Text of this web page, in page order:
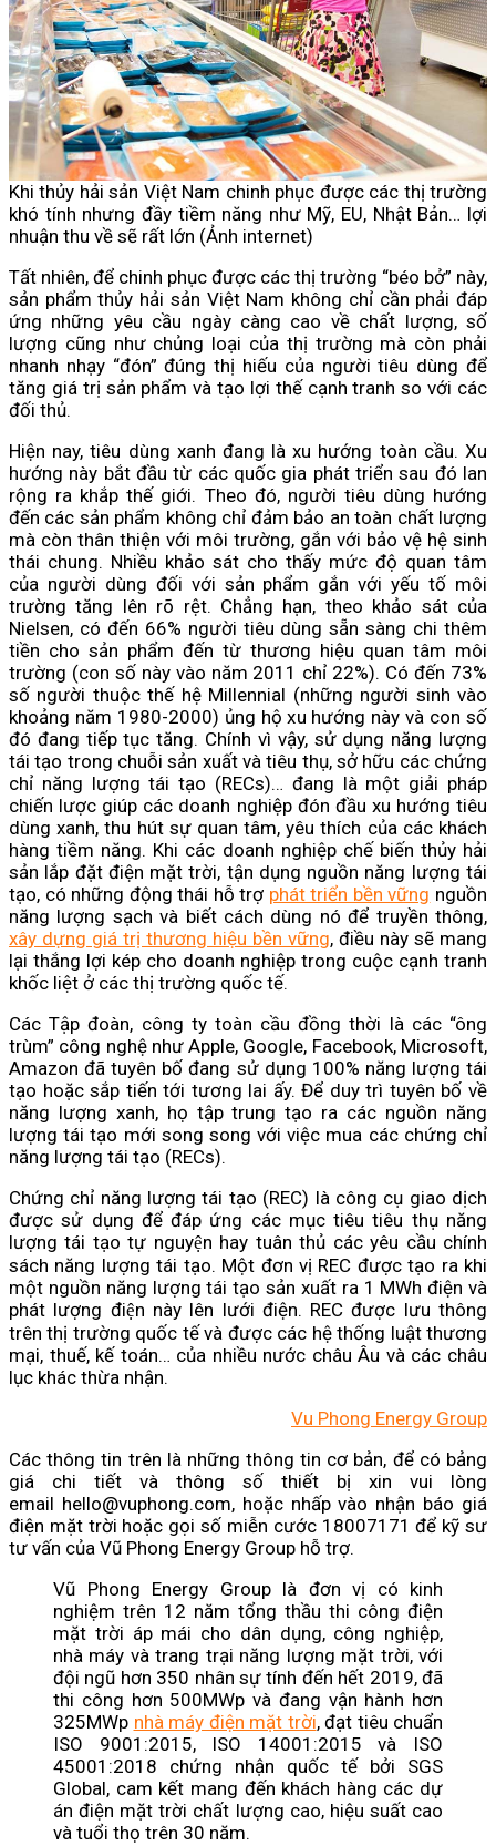
Khi thủy hải sản Việt Nam chinh phục được các thị trường
khó tính nhưng đầy tiềm năng như Mỹ, EU, Nhật Bản… lợi
nhuận thu về sẽ rất lớn (Ảnh internet)
Tất nhiên, để chinh phục được các thị trường “béo bở” này,
sản phẩm thủy hải sản Việt Nam không chỉ cần phải đáp
ứng những yêu cầu ngày càng cao về chất lượng, số
lượng cũng như chủng loại của thị trường mà còn phải
nhanh nhạy “đón” đúng thị hiếu của người tiêu dùng để
tăng giá trị sản phẩm và tạo lợi thế cạnh tranh so với các
đối thủ.
Hiện nay, tiêu dùng xanh đang là xu hướng toàn cầu. Xu
hướng này bắt đầu từ các quốc gia phát triển sau đó lan
rộng ra khắp thế giới. Theo đó, người tiêu dùng hướng
đến các sản phẩm không chỉ đảm bảo an toàn chất lượng
mà còn thân thiện với môi trường, gắn với bảo vệ hệ sinh
thái chung. Nhiều khảo sát cho thấy mức độ quan tâm
của người dùng đối với sản phẩm gắn với yếu tố môi
trường tăng lên rõ rệt. Chẳng hạn, theo khảo sát của
Nielsen, có đến 66% người tiêu dùng sẵn sàng chi thêm
tiền cho sản phẩm đến từ thương hiệu quan tâm môi
trường (con số này vào năm 2011 chỉ 22%). Có đến 73%
số người thuộc thế hệ Millennial (những người sinh vào
khoảng năm 1980-2000) ủng hộ xu hướng này và con số
đó đang tiếp tục tăng. Chính vì vậy, sử dụng năng lượng
tái tạo trong chuỗi sản xuất và tiêu thụ, sở hữu các chứng
chỉ năng lượng tái tạo (RECs)… đang là một giải pháp
chiến lược giúp các doanh nghiệp đón đầu xu hướng tiêu
dùng xanh, thu hút sự quan tâm, yêu thích của các khách
hàng tiềm năng. Khi các doanh nghiệp chế biến thủy hải
sản lắp đặt điện mặt trời, tận dụng nguồn năng lượng tái
tạo, có những động thái hỗ trợ phát triển bền vững nguồn
năng lượng sạch và biết cách dùng nó để truyền thông,
xây dựng giá trị thương hiệu bền vững, điều này sẽ mang
lại thắng lợi kép cho doanh nghiệp trong cuộc cạnh tranh
khốc liệt ở các thị trường quốc tế.
Các Tập đoàn, công ty toàn cầu đồng thời là các “ông
trùm” công nghệ như Apple, Google, Facebook, Microsoft,
Amazon đã tuyên bố đang sử dụng 100% năng lượng tái
tạo hoặc sắp tiến tới tương lai ấy. Để duy trì tuyên bố về
năng lượng xanh, họ tập trung tạo ra các nguồn năng
lượng tái tạo mới song song với việc mua các chứng chỉ
năng lượng tái tạo (RECs).
Chứng chỉ năng lượng tái tạo (REC) là công cụ giao dịch
được sử dụng để đáp ứng các mục tiêu tiêu thụ năng
lượng tái tạo tự nguyện hay tuân thủ các yêu cầu chính
sách năng lượng tái tạo. Một đơn vị REC được tạo ra khi
một nguồn năng lượng tái tạo sản xuất ra 1 MWh điện và
phát lượng điện này lên lưới điện. REC được lưu thông
trên thị trường quốc tế và được các hệ thống luật thương
mại, thuế, kế toán… của nhiều nước châu Âu và các châu
lục khác thừa nhận.
Vu Phong Energy Group
Các thông tin trên là những thông tin cơ bản, để có bảng
giá chi tiết và thông số thiết bị xin vui lòng
email hello@vuphong.com, hoặc nhấp vào nhận báo giá
điện mặt trời hoặc gọi số miễn cước 18007171 để kỹ sư
tư vấn của Vũ Phong Energy Group hỗ trợ.
Vũ Phong Energy Group là đơn vị có kinh
nghiệm trên 12 năm tổng thầu thi công điện
mặt trời áp mái cho dân dụng, công nghiệp,
nhà máy và trang trại năng lượng mặt trời, với
đội ngũ hơn 350 nhân sự tính đến hết 2019, đã
thi công hơn 500MWp và đang vận hành hơn
325MWp nhà máy điện mặt trời, đạt tiêu chuẩn
ISO 9001:2015, ISO 14001:2015 và ISO
45001:2018 chứng nhận quốc tế bởi SGS
Global, cam kết mang đến khách hàng các dự
án điện mặt trời chất lượng cao, hiệu suất cao
và tuổi thọ trên 30 năm.